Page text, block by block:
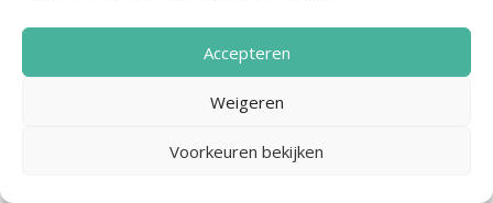
Accepteren
Weigeren
Voorkeuren bekijken
Media Totaal Noord